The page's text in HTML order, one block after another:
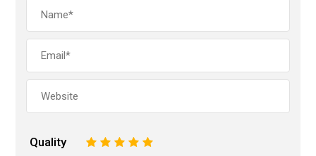
Quality 5
4
3
2